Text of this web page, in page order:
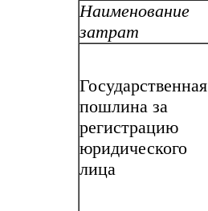
Наименование
затрат
Государственная
пошлина за
регистрацию
юридического
лица